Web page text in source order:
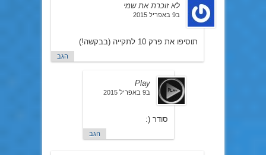
לא זוכרת את שמי
ב9 באפריל 2015
תוסיפו את פרק 10 לתקייה (בבקשה!)
הגב
Play
ב9 באפריל 2015
סודר (:
הגב